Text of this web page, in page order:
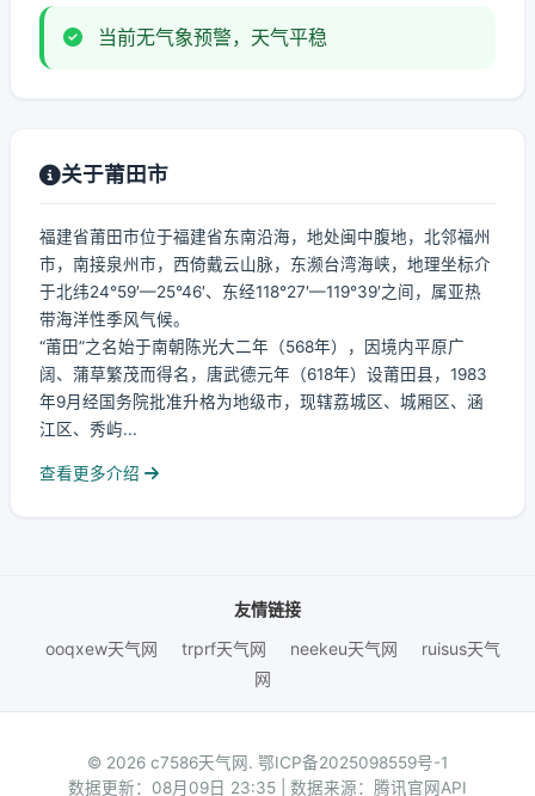
当前无气象预警，天气平稳
关于莆田市
福建省莆田市位于福建省东南沿海，地处闽中腹地，北邻福州
市，南接泉州市，西倚戴云山脉，东濒台湾海峡，地理坐标介
于北纬24°59′—25°46′、东经118°27′—119°39′之间，属亚热
带海洋性季风气候。
“莆田”之名始于南朝陈光大二年（568年），因境内平原广
阔、蒲草繁茂而得名，唐武德元年（618年）设莆田县，1983
年9月经国务院批准升格为地级市，现辖荔城区、城厢区、涵
江区、秀屿...
查看更多介绍
友情链接
ooqxew天气网
trprf天气网 neekeu天气网
ruisus天气
网
© 2026 c7586天气网. 鄂ICP备2025098559号-1
数据更新：08月09日 23:35 | 数据来源：腾讯官网API